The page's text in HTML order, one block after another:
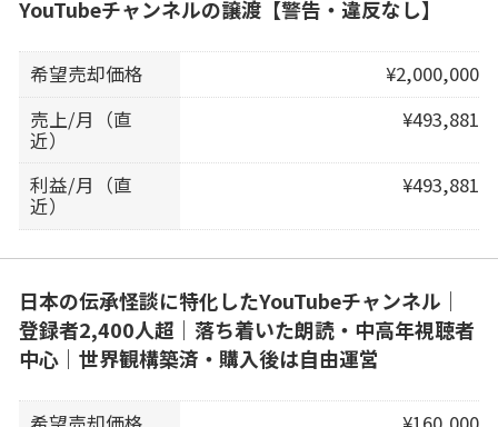
YouTubeチャンネルの譲渡【警告・違反なし】
希望売却価格
¥2,000,000
売上/月（直
近）
¥493,881
利益/月（直
近）
¥493,881
日本の伝承怪談に特化したYouTubeチャンネル｜
登録者2,400人超｜落ち着いた朗読・中高年視聴者
中心｜世界観構築済・購入後は自由運営